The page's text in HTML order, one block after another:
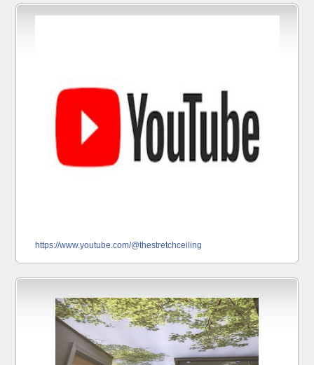
https://www.youtube.com/@thestretchceiling